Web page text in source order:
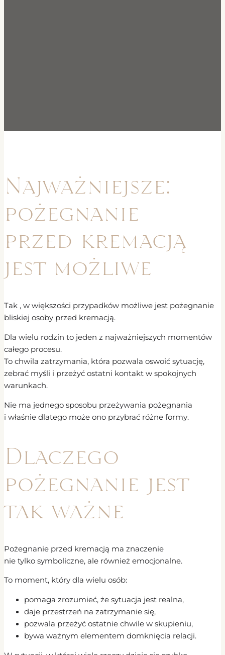
Najważniejsze:
pożegnanie
przed kremacją
jest możliwe
Tak , w większości przypadków możliwe jest pożegnanie
bliskiej osoby przed kremacją.
Dla wielu rodzin to jeden z najważniejszych momentów
całego procesu.
To chwila zatrzymania, która pozwala oswoić sytuację,
zebrać myśli i przeżyć ostatni kontakt w spokojnych
warunkach.
Nie ma jednego sposobu przeżywania pożegnania
i właśnie dlatego może ono przybrać różne formy.
Dlaczego
pożegnanie jest
tak ważne
Pożegnanie przed kremacją ma znaczenie
nie tylko symboliczne, ale również emocjonalne.
To moment, który dla wielu osób:
pomaga zrozumieć, że sytuacja jest realna,
daje przestrzeń na zatrzymanie się,
pozwala przeżyć ostatnie chwile w skupieniu,
bywa ważnym elementem domknięcia relacji.